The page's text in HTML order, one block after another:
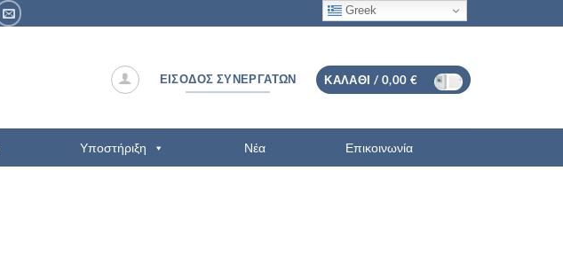
ΕΊΣΟΔΟΣ ΣΥΝΕΡΓΑΤΏΝ ΚΑΛΆΘΙ / 0,00 €
Υποστήριξη Νέα Επικοινωνία
Greek